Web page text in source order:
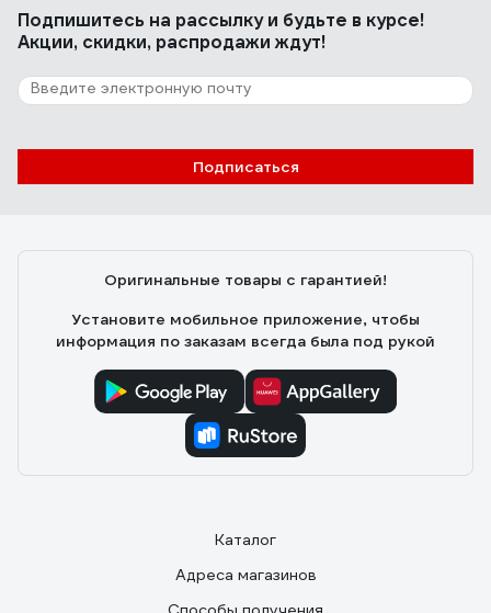
Подпишитесь на рассылкуи будьте в курсе!
Акции, скидки, распродажи ждут!
Подписаться
Оригинальные товары с гарантией!
Установите мобильное приложение, чтобы
информация по заказам всегда была под рукой
Каталог
Адреса магазинов